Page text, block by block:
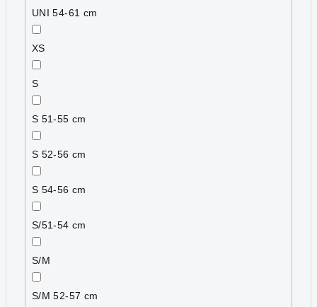
UNI 54-61 cm
XS
S
S 51-55 cm
S 52-56 cm
S 54-56 cm
S/51-54 cm
S/M
S/M 52-57 cm